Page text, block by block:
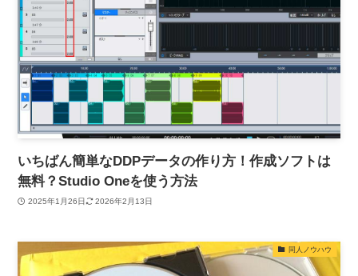
いちばん簡単なDDPデータの作り方！作成ソフトは
無料？Studio Oneを使う方法
2025年1月26日 2026年2月13日
同人ノウハウ